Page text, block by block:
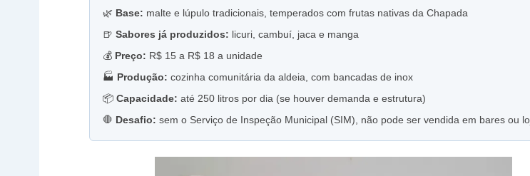
🌿 Base: malte e lúpulo tradicionais, temperados com frutas nativas da Chapada
🍺 Sabores já produzidos: licuri, cambuí, jaca e manga
💰 Preço: R$ 15 a R$ 18 a unidade
🏭 Produção: cozinha comunitária da aldeia, com bancadas de inox
📦 Capacidade: até 250 litros por dia (se houver demanda e estrutura)
🛑 Desafio: sem o Serviço de Inspeção Municipal (SIM), não pode ser vendida em bares ou